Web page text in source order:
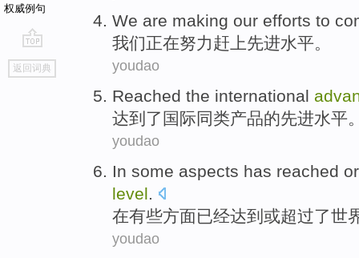
权威例句
go
top
返回词典
We are making our efforts to
我们正在努力赶上先进水平。
youdao
Reached the international
达到 了 国际同类产品的先进水平
youdao
In some aspects has reached or
level.
在有些方面已经达到 或超过了世
youdao